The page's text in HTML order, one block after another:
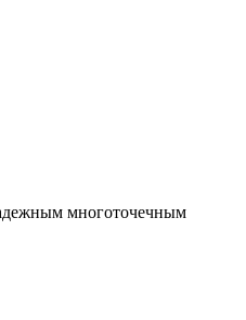
многоточечным